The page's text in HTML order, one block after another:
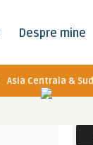
Despre mine
Asia Centrala & Sud